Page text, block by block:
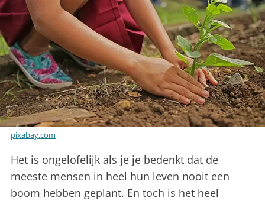
pixabay.com
Het is ongelofelijk als je je bedenkt dat de
meeste mensen in heel hun leven nooit een
boom hebben geplant. En toch is het heel